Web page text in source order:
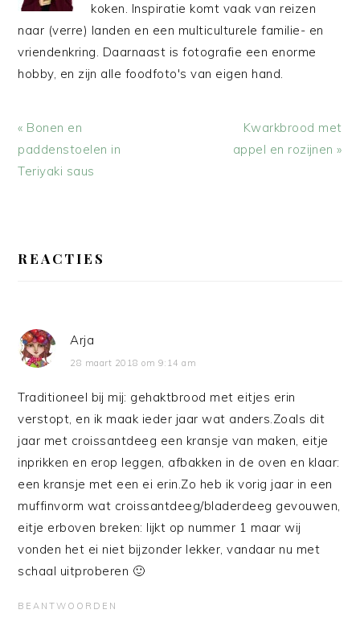
koken. Inspiratie komt vaak van reizen
naar (verre) landen en een multiculturele familie- en
vriendenkring. Daarnaast is fotografie een enorme
hobby, en zijn alle foodfoto's van eigen hand.
Vorig
bericht:
« Bonen en
paddenstoelen in
Teriyaki saus
Volgend
bericht:
Kwarkbrood met
appel en rozijnen »
INTERACTIES
REACTIES
Arja
28 maart 2018 om 9:14 am
Traditioneel bij mij: gehaktbrood met eitjes erin
verstopt, en ik maak ieder jaar wat anders.Zoals dit
jaar met croissantdeeg een kransje van maken, eitje
inprikken en erop leggen, afbakken in de oven en klaar:
een kransje met een ei erin.Zo heb ik vorig jaar in een
muffinvorm wat croissantdeeg/bladerdeeg gevouwen,
eitje erboven breken: lijkt op nummer 1 maar wij
vonden het ei niet bijzonder lekker, vandaar nu met
schaal uitproberen 🙂
BEANTWOORDEN